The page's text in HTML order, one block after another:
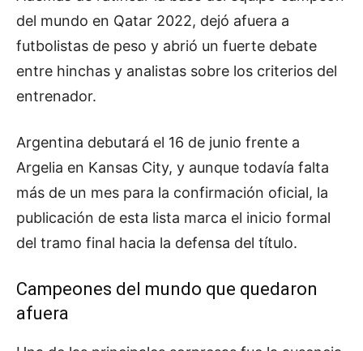
del mundo en Qatar 2022, dejó afuera a
futbolistas de peso y abrió un fuerte debate
entre hinchas y analistas sobre los criterios del
entrenador.
Argentina debutará el 16 de junio frente a
Argelia en Kansas City, y aunque todavía falta
más de un mes para la confirmación oficial, la
publicación de esta lista marca el inicio formal
del tramo final hacia la defensa del título.
Campeones del mundo que quedaron
afuera